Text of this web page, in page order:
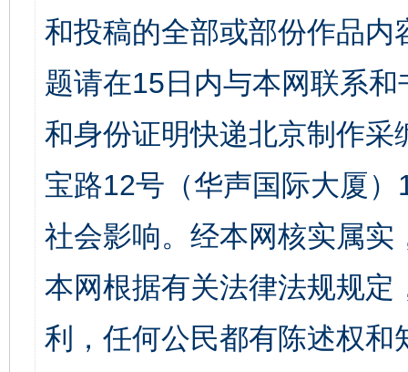
和投稿的全部或部份作品
题请在15日内与本网联系
和身份证明快递北京制作
宝路12号（华声国际大厦
社会影响。经本网核实属
本网根据有关法律法规规
利，任何公民都有陈述权